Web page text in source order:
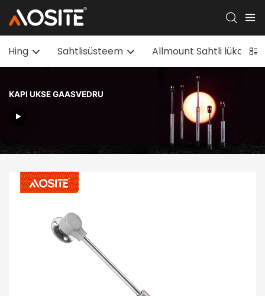
Hing Sahtlisüsteem Allmount Sahtli
KAPI UKSE GAASVEDRU